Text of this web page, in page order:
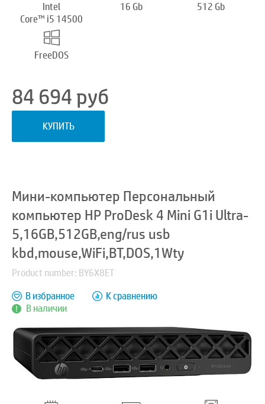
Intel
Core™ i5 14500
16 Gb 512 Gb
FreeDOS
84 694руб
КУПИТЬ
Мини-компьютер Персональный
компьютер HP ProDesk 4 Mini G1i Ultra-
5,16GB,512GB,eng/rus usb
kbd,mouse,WiFi,BT,DOS,1Wty
Product number: BY6X8ET
В наличии
В избранное К сравнению